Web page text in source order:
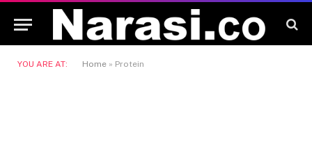
YOU ARE AT: Home » Protein